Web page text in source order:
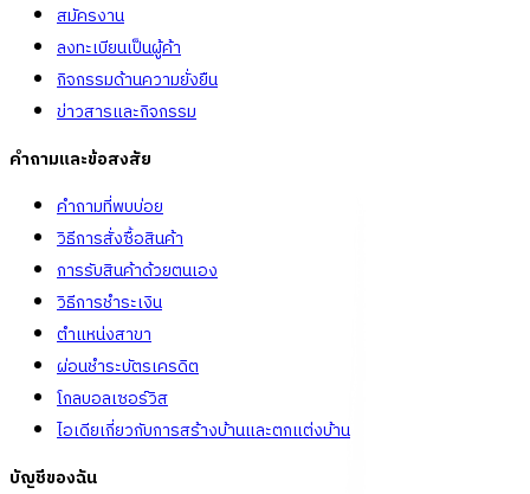
สมัครงาน
ลงทะเบียนเป็นผู้ค้า
กิจกรรมด้านความยั่งยืน
ข่าวสารและกิจกรรม
คำถามและข้อสงสัย
คำถามที่พบบ่อย
วิธีการสั่งซื้อสินค้า
การรับสินค้าด้วยตนเอง
วิธีการชำระเงิน
ตำแหน่งสาขา
ผ่อนชำระบัตรเครดิต
โกลบอลเซอร์วิส
ไอเดียเกี่ยวกับการสร้างบ้านและตกแต่งบ้าน
บัญชีของฉัน